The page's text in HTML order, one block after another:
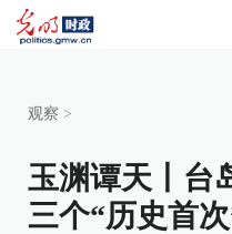
观察 >
玉渊谭天丨台
三个“历史首